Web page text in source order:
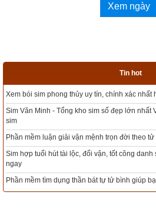
Xem ngày
Tin hot
ngay
chục triệu
bình
mua
Tổng kho sim phong thủy - Sim
Mua sim Thần tài, Thần tài theo
Tổng Kho Sim Năm sinh 0x - 9x -